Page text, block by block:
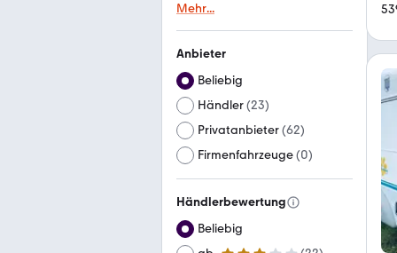
Mehr...
Anbieter
Beliebig
Händler(23)
Privatanbieter(62)
Firmenfahrzeuge(0)
Händlerbewertung
Beliebig